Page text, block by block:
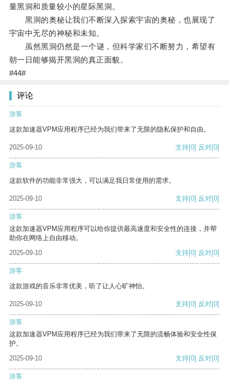
量黑洞和质量较小的星际黑洞。
黑洞的奥秘让我们不断深入探索宇宙的奥秘，也展现了
宇宙中无尽的神秘和未知。
虽然黑洞仍然是一个谜，但科学家们不断努力，希望有
朝一日能够揭开黑洞的真正面貌。
#44#
评论
游客
这款加速器VPM应用程序已经为我们带来了无限的隐私保护和自由。
2025-09-10 支持[0] 反对[0]
游客
这款软件的功能非常强大，可以满足我日常使用的需求。
2025-09-10 支持[0] 反对[0]
游客
这款加速器VPM应用程序可以给你提供最高速度和安全性的连接，并帮
助你在网络上自由移动。
2025-09-10
支持[0] 反对[0]
游客
这款游戏的音乐非常优美，听了让人心旷神怡。
2025-09-10 支持[0] 反对[0]
游客
这款加速器VPM应用程序已经为我们带来了无限的流畅体验和安全性保
护。
2025-09-10
支持[0] 反对[0]
游客